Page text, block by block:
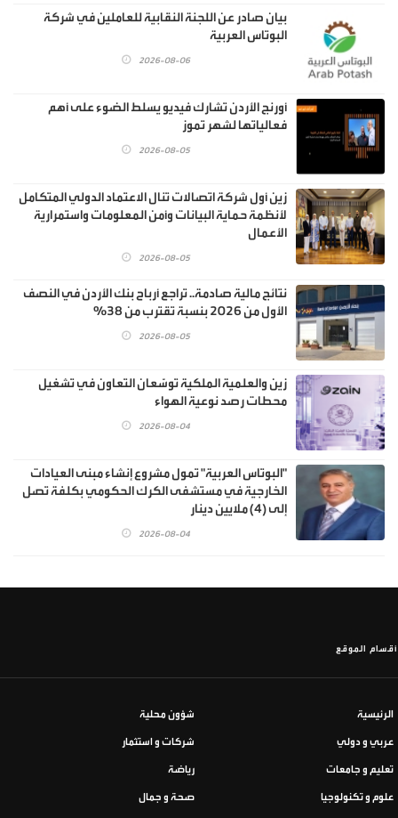
بيان صادر عن اللجنة النقابية للعاملين في شركة
البوتاس العربية
2026-08-06
أورنج الأردن تشارك فيديو يسلط الضوء على أهم
فعالياتها لشهر تموز
2026-08-05
زين أول شركة اتصالات تنال الاعتماد الدولي المتكامل
لأنظمة حماية البيانات وأمن المعلومات واستمرارية
الأعمال
2026-08-05
نتائج مالية صادمة.. تراجع أرباح بنك الأردن في النصف
الأول من 2026 بنسبة تقترب من 38%
2026-08-05
زين والعلمية الملكية توسّعان التعاون في تشغيل
محطات رصد نوعية الهواء
2026-08-04
"البوتاس العربية" تمول مشروع إنشاء مبنى العيادات
الخارجية في مستشفى الكرك الحكومي بكلفة تصل
إلى (4) ملايين دينار
2026-08-04
أقسام الموقع
الرئيسية شؤون محلية
عربي و دولي شركات و استثمار
تعليم و جامعات رياضة
علوم و تكنولوجيا صحة و جمال